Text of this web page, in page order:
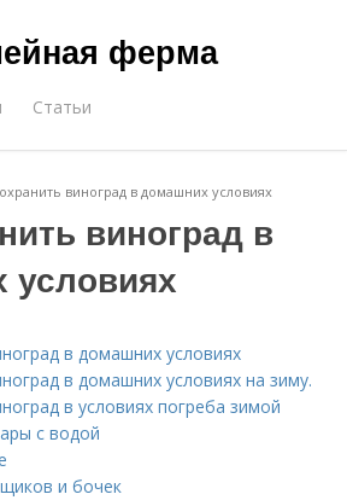
ферма
Статьи
виноград в домашних условиях
виноград в
в домашних условиях
в домашних условиях на зиму.
в условиях погреба зимой
с водой
и бочек